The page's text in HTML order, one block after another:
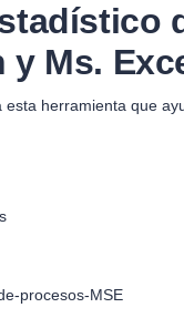
y Ms.
esta herramienta que